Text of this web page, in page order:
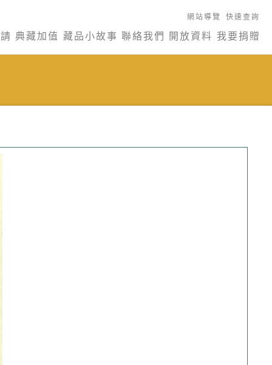
網站導覽 快速查詢
典藏加值 藏品小故事 聯絡我們 開放資料 我要捐贈